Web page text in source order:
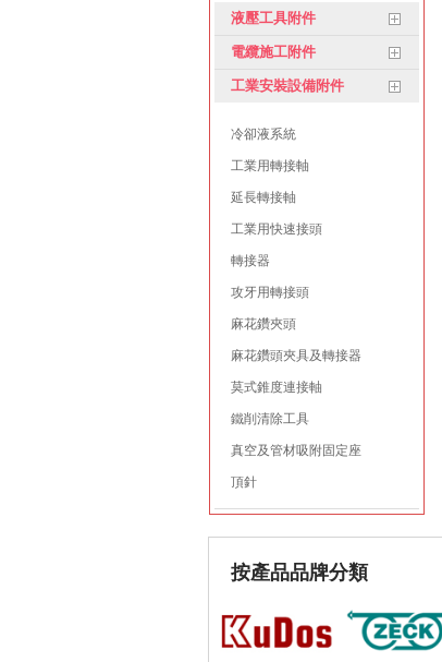
液壓工具附件
電纜施工附件
工業安裝設備附件
冷卻液系統
工業用轉接軸
延長轉接軸
工業用快速接頭
轉接器
攻牙用轉接頭
麻花鑽夾頭
麻花鑽頭夾具及轉接器
莫式錐度連接軸
鐵削清除工具
真空及管材吸附固定座
頂針
按產品品牌分類